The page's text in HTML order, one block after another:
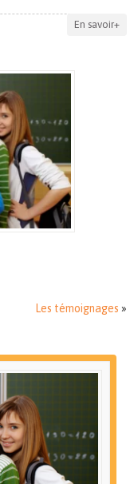
En savoir+
Les témoignages »